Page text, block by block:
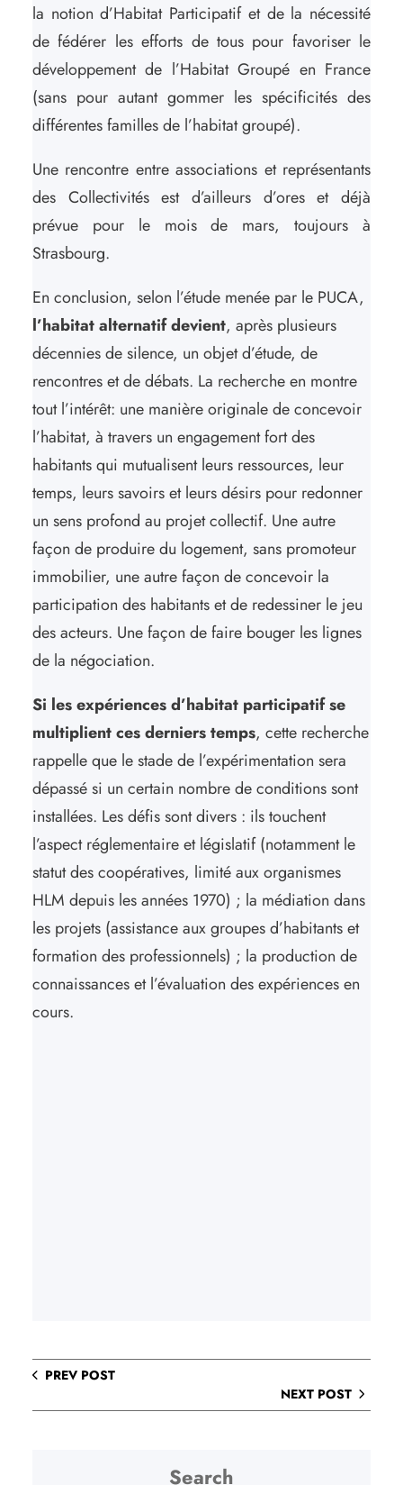
la notion d’Habitat Participatif et de la nécessité
de fédérer les efforts de tous pour favoriser le
développement de l’Habitat Groupé en France
(sans pour autant gommer les spécificités des
différentes familles de l’habitat groupé).
Une rencontre entre associations et représentants
des Collectivités est d’ailleurs d’ores et déjà
prévue pour le mois de mars, toujours à
Strasbourg.
En conclusion, selon l’étude menée par le PUCA,
l’habitat alternatif devient, après plusieurs
décennies de silence, un objet d’étude, de
rencontres et de débats. La recherche en montre
tout l’intérêt: une manière originale de concevoir
l’habitat, à travers un engagement fort des
habitants qui mutualisent leurs ressources, leur
temps, leurs savoirs et leurs désirs pour redonner
un sens profond au projet collectif. Une autre
façon de produire du logement, sans promoteur
immobilier, une autre façon de concevoir la
participation des habitants et de redessiner le jeu
des acteurs. Une façon de faire bouger les lignes
de la négociation.
Si les expériences d’habitat participatif se
multiplient ces derniers temps, cette recherche
rappelle que le stade de l’expérimentation sera
dépassé si un certain nombre de conditions sont
installées. Les défis sont divers : ils touchent
l’aspect réglementaire et législatif (notamment le
statut des coopératives, limité aux organismes
HLM depuis les années 1970) ; la médiation dans
les projets (assistance aux groupes d’habitants et
formation des professionnels) ; la production de
connaissances et l’évaluation des expériences en
cours.
PREV POST
NEXT POST
Search